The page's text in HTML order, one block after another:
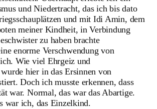
und Niedertracht, das ich bis dato
und mit Idi Amin, dem
meiner Kindheit, in Verbindung
zu haben brachte
enorme Verschwendung von
Wie viel Ehrgeiz und
hier in das Ersinnen von
Doch ich musste erkennen, dass
war. Normal, das war das Abartige.
war ich, das Einzelkind.